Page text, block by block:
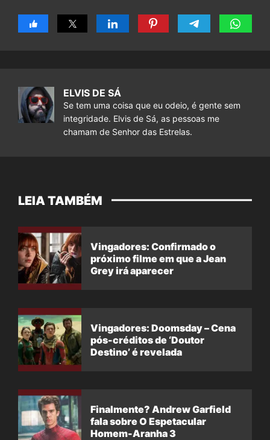
ELVIS DE SÁ
Se tem uma coisa que eu odeio, é gente sem
integridade. Elvis de Sá, as pessoas me
chamam de Senhor das Estrelas.
LEIA TAMBÉM
Vingadores: Confirmado o
próximo filme em que a Jean
Grey irá aparecer
Vingadores: Doomsday – Cena
pós-créditos de ‘Doutor
Destino’ é revelada
Finalmente? Andrew Garfield
fala sobre O Espetacular
Homem-Aranha 3